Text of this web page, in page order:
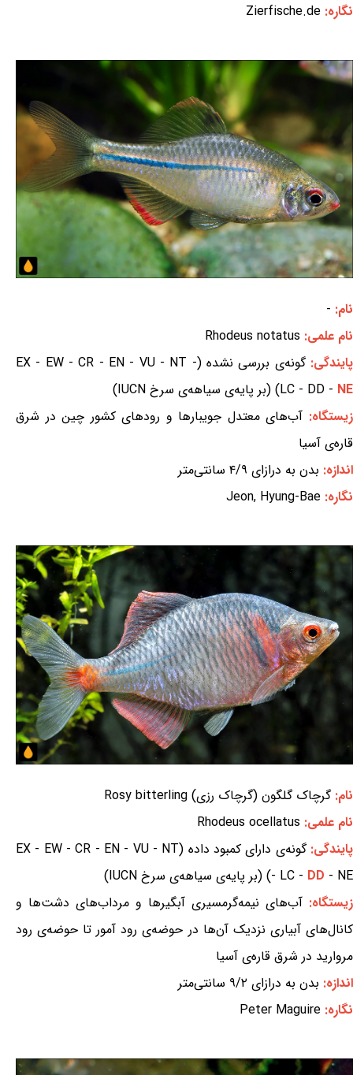
نگاره: Zierfische.de
نام: -
نام علمی: Rhodeus notatus
پایندگی:
گونه‌ی بررسی نشده (EX - EW - CR - EN - VU - NT -
LC - DD - NE
) (بر پایه‌ی سیاهه‌ی سرخ IUCN)
زیستگاه: آب‌های معتدل جویبارها و رودهای کشور چین در شرق
قاره‌ی آسیا
اندازه: بدن به درازای ۴/۹ سانتی‌متر
نگاره: Jeon, Hyung-Bae
نام:گرچاک گلگون (گرچاک رزی) Rosy bitterling
نام علمی: Rhodeus ocellatus
پایندگی:
گونه‌ی دارای کمبود داده (EX - EW - CR - EN - VU - NT
- LC - DD - NE) (بر پایه‌ی سیاهه‌ی سرخ IUCN)
زیستگاه: آب‌های نیمه‌گرمسیری آبگیرها و مرداب‌های دشت‌ها و
کانال‌های آبیاری نزدیک آن‌ها در حوضه‌ی رود آمور تا حوضه‌ی رود
مروارید در شرق قاره‌ی آسیا
اندازه: بدن به درازای ۹/۲ سانتی‌متر
نگاره: Peter Maguire